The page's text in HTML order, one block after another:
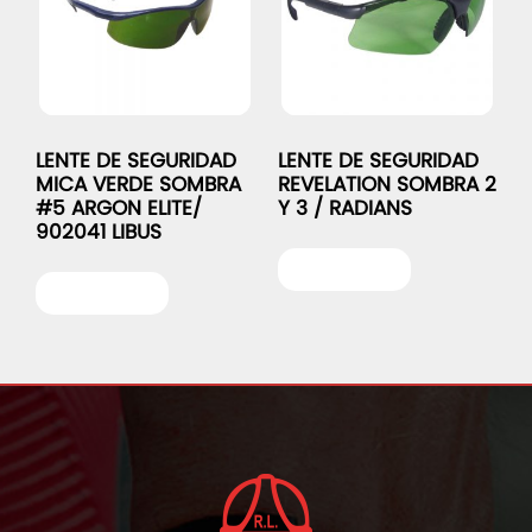
LENTE DE SEGURIDAD
MICA VERDE SOMBRA
#5 ARGON ELITE/
902041 LIBUS
LENTE DE SEGURIDAD
REVELATION SOMBRA 2
Y 3 / RADIANS